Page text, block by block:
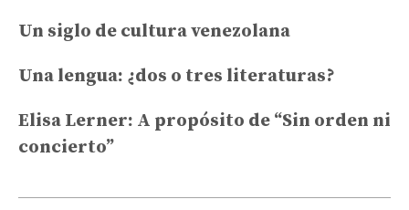
Un siglo de cultura venezolana
Una lengua: ¿dos o tres literaturas?
Elisa Lerner: A propósito de “Sin orden ni
concierto”